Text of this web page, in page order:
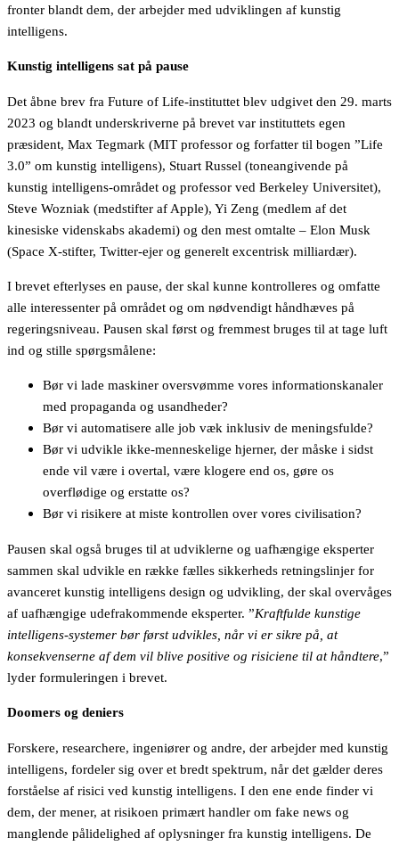
fronter blandt dem, der arbejder med udviklingen af kunstig
intelligens.
Kunstig intelligens sat på pause
Det åbne brev fra Future of Life-instituttet blev udgivet den 29. marts
2023 og blandt underskriverne på brevet var instituttets egen
præsident, Max Tegmark (MIT professor og forfatter til bogen ”Life
3.0” om kunstig intelligens), Stuart Russel (toneangivende på
kunstig intelligens-området og professor ved Berkeley Universitet),
Steve Wozniak (medstifter af Apple), Yi Zeng (medlem af det
kinesiske videnskabs akademi) og den mest omtalte – Elon Musk
(Space X-stifter, Twitter-ejer og generelt excentrisk milliardær).
I brevet efterlyses en pause, der skal kunne kontrolleres og omfatte
alle interessenter på området og om nødvendigt håndhæves på
regeringsniveau. Pausen skal først og fremmest bruges til at tage luft
ind og stille spørgsmålene:
Bør vi lade maskiner oversvømme vores informationskanaler
med propaganda og usandheder?
Bør vi automatisere alle job væk inklusiv de meningsfulde?
Bør vi udvikle ikke-menneskelige hjerner, der måske i sidst
ende vil være i overtal, være klogere end os, gøre os
overflødige og erstatte os?
Bør vi risikere at miste kontrollen over vores civilisation?
Pausen skal også bruges til at udviklerne og uafhængige eksperter
sammen skal udvikle en række fælles sikkerheds retningslinjer for
avanceret kunstig intelligens design og udvikling, der skal overvåges
af uafhængige udefrakommende eksperter. ”Kraftfulde kunstige
intelligens-systemer bør først udvikles, når vi er sikre på, at
konsekvenserne af dem vil blive positive og risiciene til at håndtere,”
lyder formuleringen i brevet.
Doomers og deniers
Forskere, researchere, ingeniører og andre, der arbejder med kunstig
intelligens, fordeler sig over et bredt spektrum, når det gælder deres
forståelse af risici ved kunstig intelligens. I den ene ende finder vi
dem, der mener, at risikoen primært handler om fake news og
manglende pålidelighed af oplysninger fra kunstig intelligens. De